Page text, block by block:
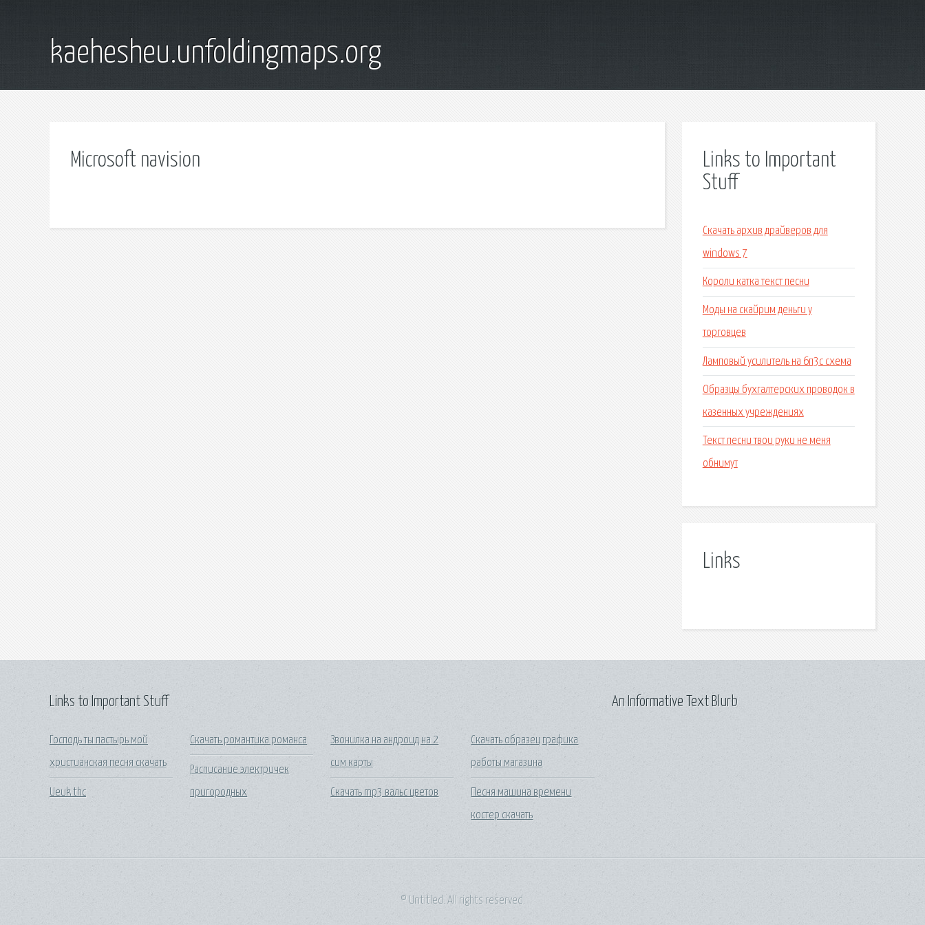
kaehesheu.unfoldingmaps.org
Microsoft navision
Links to Important
Stuff
Скачать архив драйверов для
windows 7
Короли катка текст песни
Моды на скайрим деньги у
торговцев
Ламповый усилитель на 6п3с схема
Образцы бухгалтерских проводок в
казенных учреждениях
Текст песни твои руки не меня
обнимут
Links
Links to Important Stuff
Господь ты пастырь мой
христианская песня скачать
Ueuk thc
Скачать романтика романса
Расписание электричек
пригородных
Звонилка на андроид на 2
сим карты
Скачать mp3 вальс цветов
Скачать образец графика
работы магазина
Песня машина времени
костер скачать
An Informative Text Blurb
© Untitled. All rights reserved.